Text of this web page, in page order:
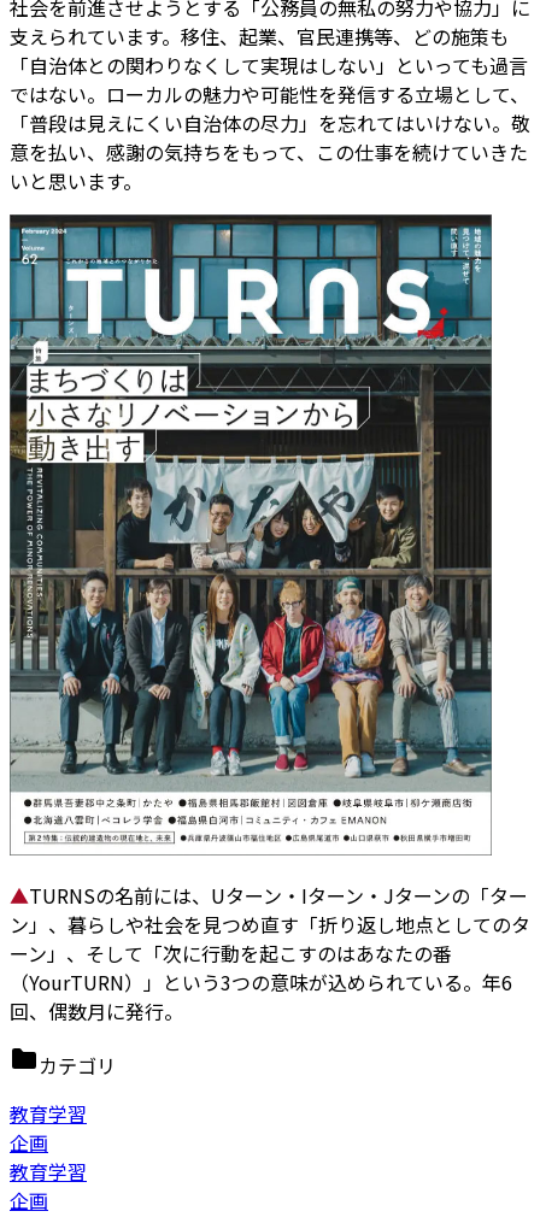
社会を前進させようとする「公務員の無私の努力や協力」に
支えられています。移住、起業、官民連携等、どの施策も
「自治体との関わりなくして実現はしない」といっても過言
ではない。ローカルの魅力や可能性を発信する立場として、
「普段は見えにくい自治体の尽力」を忘れてはいけない。敬
意を払い、感謝の気持ちをもって、この仕事を続けていきた
いと思います。
▲TURNSの名前には、Uターン・Iターン・Jターンの「ター
ン」、暮らしや社会を見つめ直す「折り返し地点としてのタ
ーン」、そして「次に行動を起こすのはあなたの番
（YourTURN）」という3つの意味が込められている。年6
回、偶数月に発行。
カテゴリ
教育学習
企画
教育学習
企画